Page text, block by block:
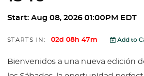
Start: Aug 08, 2026 01:00PM EDT
STARTS IN: 02d 08h 47m Add to
Bienvenidos a una nueva edición